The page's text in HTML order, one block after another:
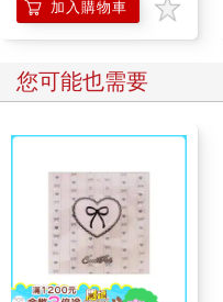
加入購物車
您可能也需要